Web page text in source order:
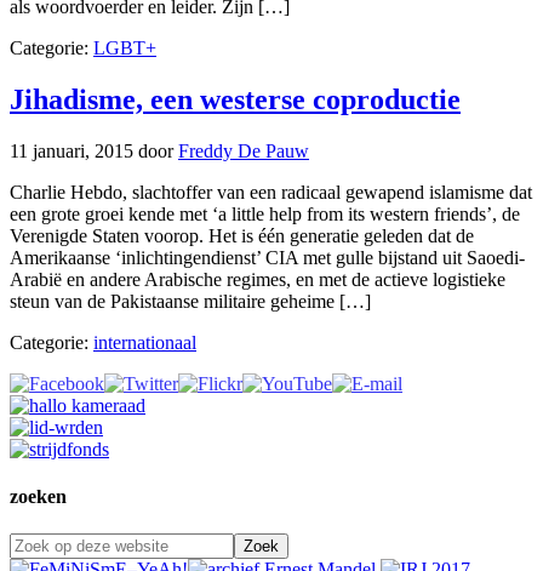
als woordvoerder en leider. Zijn […]
Categorie: LGBT+
Jihadisme, een westerse coproductie
11 januari, 2015 doorFreddy De Pauw
Charlie Hebdo, slachtoffer van een radicaal gewapend islamisme dat
een grote groei kende met ‘a little help from its western friends’, de
Verenigde Staten voorop. Het is één generatie geleden dat de
Amerikaanse ‘inlichtingendienst’ CIA met gulle bijstand uit Saoedi-
Arabië en andere Arabische regimes, en met de actieve logistieke
steun van de Pakistaanse militaire geheime […]
Categorie: internationaal
zoeken